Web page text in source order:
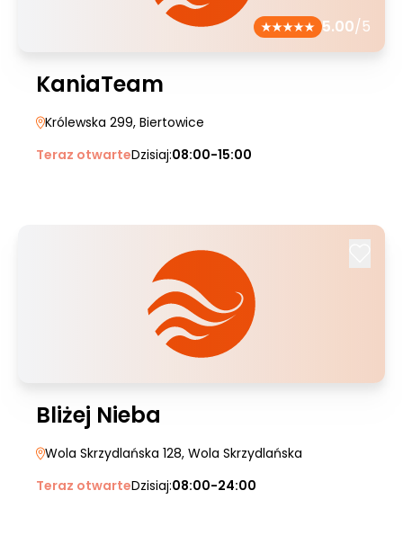
5.00/5
KaniaTeam
Królewska 299, Biertowice
Teraz otwarteDzisiaj:08:00-15:00
Bliżej Nieba
Wola Skrzydlańska 128, Wola Skrzydlańska
Teraz otwarteDzisiaj:08:00-24:00